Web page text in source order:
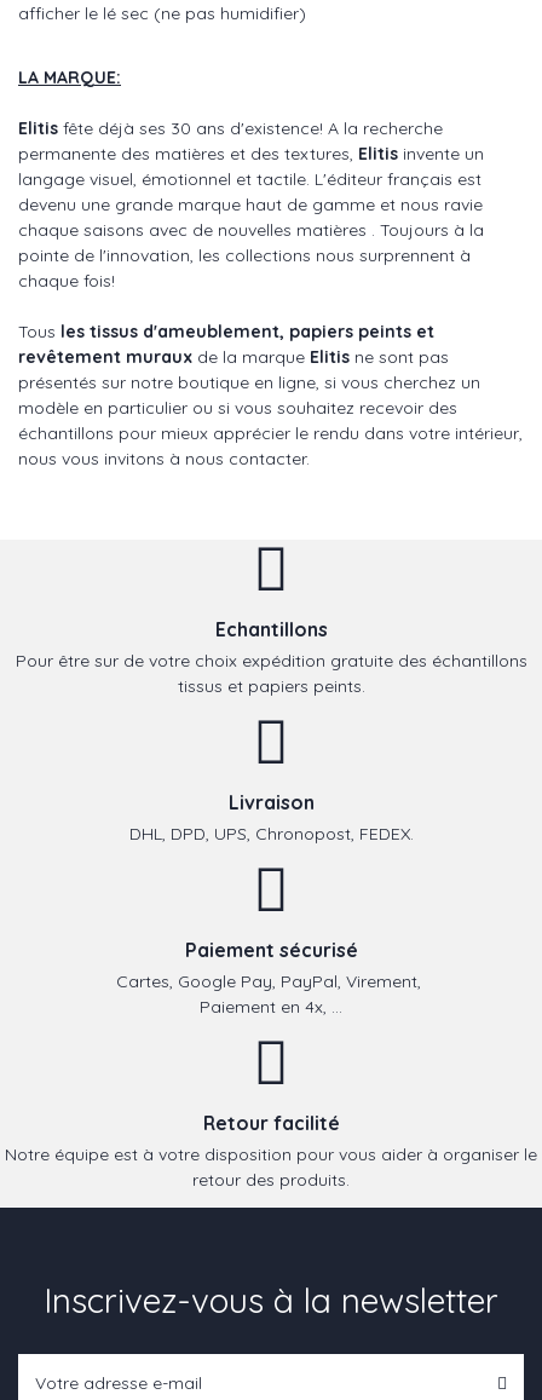
afficher le lé sec (ne pas humidifier)
LA MARQUE:
Elitis fête déjà ses 30 ans d'existence! A la recherche
permanente des matières et des textures, Elitis invente un
langage visuel, émotionnel et tactile. L'éditeur français est
devenu une grande marque haut de gamme et nous ravie
chaque saisons avec de nouvelles matières . Toujours à la
pointe de l'innovation, les collections nous surprennent à
chaque fois!
Tous les tissus d'ameublement, papiers peints et
revêtement muraux de la marque Elitis ne sont pas
présentés sur notre boutique en ligne, si vous cherchez un
modèle en particulier ou si vous souhaitez recevoir des
échantillons pour mieux apprécier le rendu dans votre intérieur,
nous vous invitons à nous contacter.
Echantillons
Pour être sur de votre choix expédition gratuite des échantillons
tissus et papiers peints.
Livraison
DHL, DPD, UPS, Chronopost, FEDEX.
Paiement sécurisé
Cartes, Google Pay, PayPal, Virement,
Paiement en 4x, ...
Retour facilité
Notre équipe est à votre disposition pour vous aider à organiser le
retour des produits.
Inscrivez-vous à la newsletter